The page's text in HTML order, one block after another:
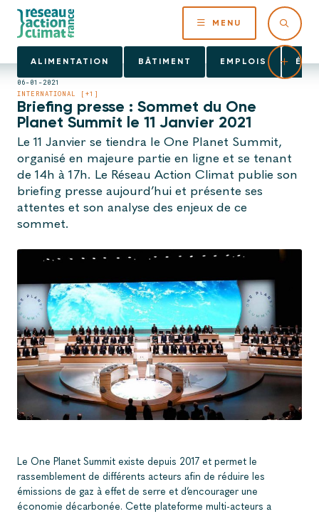
MENU
ALIMENTATION BÂTIMENT EMPLOIS
06-01-2021
INTERNATIONAL [+1]
Briefing presse : Sommet du One
Planet Summit le 11 Janvier 2021
Le 11 Janvier se tiendra le One Planet Summit,
organisé en majeure partie en ligne et se tenant
de 14h à 17h. Le Réseau Action Climat publie son
briefing presse aujourd’hui et présente ses
attentes et son analyse des enjeux de ce
sommet.
Le One Planet Summit existe depuis 2017 et permet le
rassemblement de différents acteurs afin de réduire les
émissions de gaz à effet de serre et d’encourager une
économie décarbonée. Cette plateforme multi-acteurs a